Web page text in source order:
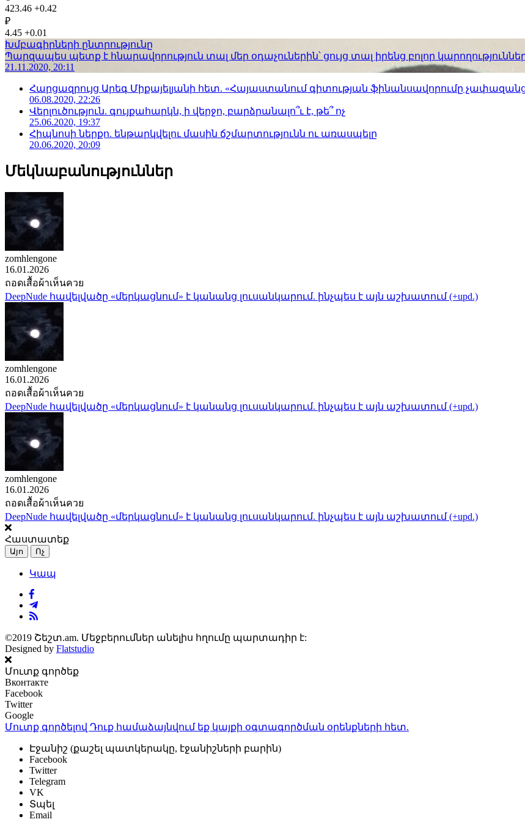
423.46 +0.42
₽
4.45 +0.01
Խմբագիրների ընտրությունը
Պարզապես պետք է հնարավորություն տալ մեր օդաչուներին՝ ցույց տալ իրենց բոլոր
21.11.2020, 20:11
Հարցազրույց Արեգ Միքայելյանի հետ. «Հայաստանում գիտության ֆինանսավորումը
06.08.2020, 22:26
Վերլուծություն. գույքահարկն, ի վերջո, բարձրանալո՞ւ է, թե՞ ոչ
25.06.2020, 19:37
Հիպնոսի ներքո. ենթարկվելու մասին ճշմարտությունն ու առասպելը
20.06.2020, 20:09
Մեկնաբանություններ
zomhlengone
16.01.2026
ถอดเสื้อผ้าเห็นควย
DeepNude հավելվածը «մերկացնում» է կանանց լուսանկարում. ինչպես է այն աշխատում (+upd.)
zomhlengone
16.01.2026
ถอดเสื้อผ้าเห็นควย
DeepNude հավելվածը «մերկացնում» է կանանց լուսանկարում. ինչպես է այն աշխատում (+upd.)
zomhlengone
16.01.2026
ถอดเสื้อผ้าเห็นควย
DeepNude հավելվածը «մերկացնում» է կանանց լուսանկարում. ինչպես է այն աշխատում (+upd.)
Հաստատեք
Այո Ոչ
Կապ
©2019 Շեշտ.am. Մեջբերումներ անելիս հղումը պարտադիր է:
Designed by Flatstudio
Մուտք գործեք
Вконтакте
Facebook
Twitter
Google
Մուտք գործելով Դուք համաձայնվում եք կայքի օգտագործման օրենքների հետ.
Էջանիշ (քաշել պատկերակը, էջանիշների բարին)
Facebook
Twitter
Telegram
VK
Տպել
Email